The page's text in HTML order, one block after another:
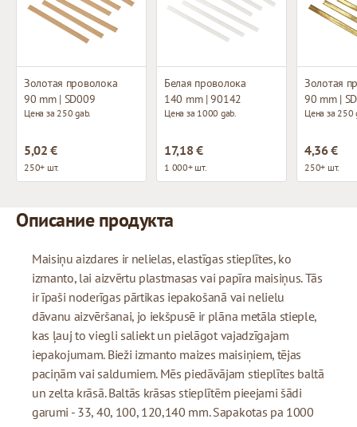
Золотая проволока
90 mm | SD009
Цена за 250 gab.
5,02 €
250+ шт.
Белая проволока
140 mm | 90142
Цена за 1000 gab.
17,18 €
1 000+ шт.
Золотая
90 mm |
Цена за 250
4,36 €
250+ шт.
Описание продукта
Maisiņu aizdares ir nelielas, elastīgas stieplītes, ko
izmanto, lai aizvērtu plastmasas vai papīra maisiņus. Tās
ir īpaši noderīgas pārtikas iepakošanā vai nelielu
dāvanu aizvēršanai, jo iekšpusē ir plāna metāla stieple,
kas ļauj to viegli saliekt un pielāgot vajadzīgajam
iepakojumam. Bieži izmanto maizes maisiņiem, tējas
paciņām vai saldumiem. Mēs piedāvājam stieplītes baltā
un zelta krāsā. Baltās krāsas stieplītēm pieejami šādi
garumi - 33, 40, 100, 120,140 mm. Sapakotas pa 1000